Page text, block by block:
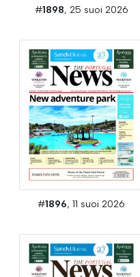
#1898, 25 suoi 2026
#1896, 11 suoi 2026